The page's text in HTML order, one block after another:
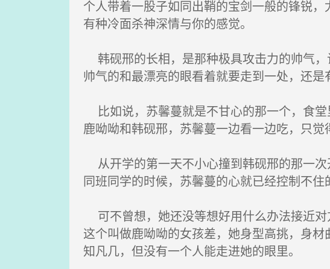
个人带着一股子如同出鞘的宝剑一般的锋锐
有种冷面杀神深情与你的感觉。
韩砚邢的长相，是那种极具攻击力的帅气
帅气的和最漂亮的眼看着就要走到一处，还是
比如说，苏馨蔓就是不甘心的那一个，食
鹿呦呦和韩砚邢，苏馨蔓一边看一边吃，只觉
从开学的第一天不小心撞到韩砚邢的那一
同班同学的时候，苏馨蔓的心就已经控制不住
可不曾想，她还没等想好用什么办法接近
这个叫做鹿呦呦的女孩差，她身型高挑，身
知凡几，但没有一个人能走进她的眼里。